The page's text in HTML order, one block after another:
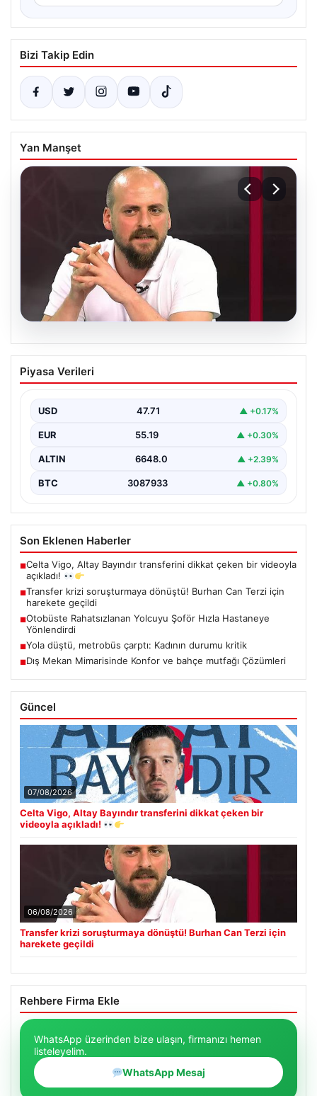
Bizi Takip Edin
Yan Manşet
06.08.2026
Transfer krizi soruşturmaya dönüştü!
Burhan Can Terzi için harekete geçildi
Piyasa Verileri
USD 47.71 ▲ +0.17%
EUR 55.19 ▲ +0.30%
ALTIN 6648.0 ▲ +2.39%
BTC 3087933 ▲ +0.80%
Son Eklenen Haberler
■Celta Vigo, Altay Bayındır transferini dikkat çeken bir videoyla
açıkladı!
■Transfer krizi soruşturmaya dönüştü! Burhan Can Terzi için
harekete geçildi
■Otobüste Rahatsızlanan Yolcuyu Şoför Hızla Hastaneye
Yönlendirdi
■Yola düştü, metrobüs çarptı: Kadının durumu kritik
■Dış Mekan Mimarisinde Konfor ve bahçe mutfağı Çözümleri
Güncel
07/08/2026
Celta Vigo, Altay Bayındır transferini dikkat çeken bir
videoyla açıkladı!
06/08/2026
Transfer krizi soruşturmaya dönüştü! Burhan Can Terzi için
harekete geçildi
Rehbere Firma Ekle
WhatsApp üzerinden bize ulaşın, firmanızı hemen
listeleyelim.
WhatsApp Mesaj